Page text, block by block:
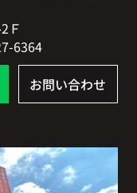
Ｆ
6364
お問い合わせ